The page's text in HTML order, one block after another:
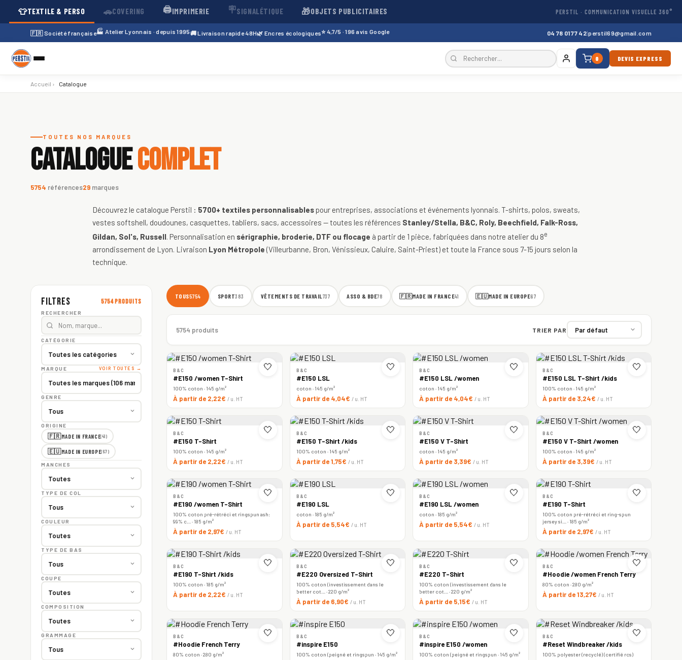
👕TEXTILE & PERSO 🚗COVERING 🖨️IMPRIMERIE 🪧SIGNALÉTIQUE 🎁OBJETS PUBLICITAIRES PERSTIL · COMMUNICATION VISUELLE 360°
🇫🇷 Société française🏭 Atelier Lyonnais · depuis 1995🚚 Livraison rapide 48H🌿 Encres écologiques⭐ 4,7/5 · 196 avis Google 04 78 01 77 42|perstil69@gmail.com
0 DEVIS EXPRESS
Accueil › Catalogue
TOUTES NOS MARQUES
CATALOGUECOMPLET
5754 références29 marques
Découvrez le catalogue Perstil : 5700+ textiles personnalisables pour entreprises, associations et événements lyonnais. T-shirts, polos, sweats,
vestes softshell, doudounes, casquettes, tabliers, sacs, accessoires — toutes les références Stanley/Stella, B&C, Roly, Beechfield, Falk-Ross,
Gildan, Sol's, Russell. Personnalisation en sérigraphie, broderie, DTF ou flocage à partir de 1 pièce, fabriquées dans notre atelier du 8e
arrondissement de Lyon. Livraison Lyon Métropole (Villeurbanne, Bron, Vénissieux, Caluire, Saint-Priest) et toute la France sous 7-15 jours selon la
technique.
Filtres 5754 produits
RECHERCHER
CATÉGORIE
MARQUE VOIR TOUTES →
GENRE
ORIGINE
🇫🇷MADE IN FRANCE(41)
🇪🇺MADE IN EUROPE(67)
MANCHES
TYPE DE COL
COULEUR
TYPE DE BAS
COUPE
COMPOSITION
GRAMMAGE
TOUS5754 SPORT383 VÊTEMENTS DE TRAVAIL737 ASSO & BDE78 🇫🇷MADE IN FRANCE41 🇪🇺MADE IN EUROPE67
5754 produits TRIER PAR
🤍
B&C
#E150 /women T-Shirt
100% coton · 145 g/m²
À partir de 2,22€ / u. HT
🤍
B&C
#E150 LSL
coton · 145 g/m²
À partir de 4,04€ / u. HT
🤍
B&C
#E150 LSL /women
coton · 145 g/m²
À partir de 4,04€ / u. HT
🤍
B&C
#E150 LSL T-Shirt /kids
100% coton · 145 g/m²
À partir de 3,24€ / u. HT
🤍
B&C
#E150 T-Shirt
100% coton · 145 g/m²
À partir de 2,22€ / u. HT
🤍
B&C
#E150 T-Shirt /kids
100% coton · 145 g/m²
À partir de 1,75€ / u. HT
🤍
B&C
#E150 V T-Shirt
coton · 145 g/m²
À partir de 3,39€ / u. HT
🤍
B&C
#E150 V T-Shirt /women
100% coton · 145 g/m²
À partir de 3,39€ / u. HT
🤍
B&C
#E190 /women T-Shirt
100% coton pré-rétréci et ringspun ash:
99% c… · 185 g/m²
À partir de 2,97€ / u. HT
🤍
B&C
#E190 LSL
coton · 185 g/m²
À partir de 5,54€ / u. HT
🤍
B&C
#E190 LSL /women
coton · 185 g/m²
À partir de 5,54€ / u. HT
🤍
B&C
#E190 T-Shirt
100% coton pré-rétréci et ring-spun
jersey si… · 185 g/m²
À partir de 2,97€ / u. HT
🤍
B&C
#E190 T-Shirt /kids
100% coton · 185 g/m²
À partir de 2,22€ / u. HT
🤍
B&C
#E220 Oversized T-Shirt
100% coton (investissement dans le
better cot… · 220 g/m²
À partir de 6,90€ / u. HT
🤍
B&C
#E220 T-Shirt
100% coton (investissement dans le
better cot… · 220 g/m²
À partir de 5,15€ / u. HT
🤍
B&C
#Hoodie /women French Terry
80% coton · 280 g/m²
À partir de 13,27€ / u. HT
🤍
B&C
#Hoodie French Terry
80% coton · 280 g/m²
🤍
B&C
#inspire E150
100% coton (peigné et ringspun · 145 g/m²
🤍
B&C
#inspire E150 /women
100% coton (peigné et ringspun · 145 g/m²
🤍
B&C
#Reset Windbreaker /kids
100% polyester (recyclé) (certifié rcs)